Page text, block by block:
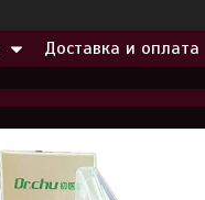
Доставка и оплата